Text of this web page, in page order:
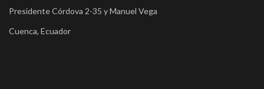
Presidente Córdova 2-35 y Manuel Vega
Cuenca, Ecuador